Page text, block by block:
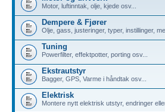
Motor, luftinntak, olje, kjede osv...
Dempere & Fjører
Olje, gass, justeringer, typer, instillinger,
Tuning
Powerfilter, effektpotter, porting osv...
Ekstrautstyr
Bagger, GPS, Varme i håndtak osv...
Elektrisk
Montere nytt elektrisk utstyr, endringer